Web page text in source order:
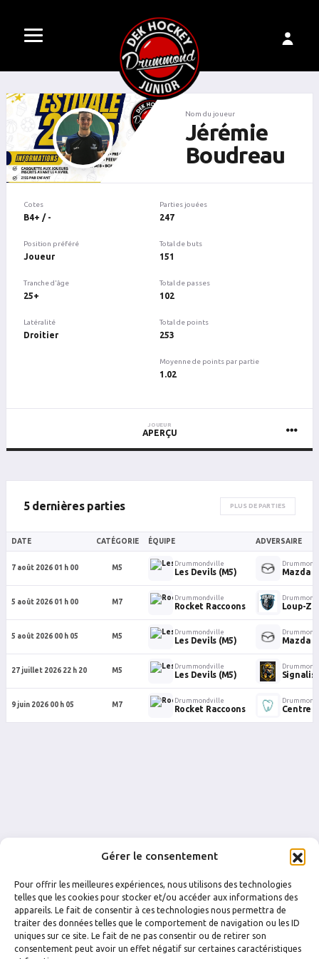
Gérer le consentement
Pour offrir les meilleures expériences, nous utilisons des technologies
telles que les cookies pour stocker et/ou accéder aux informations des
appareils. Le fait de consentir à ces technologies nous permettra de
traiter des données telles que le comportement de navigation ou les ID
uniques sur ce site. Le fait de ne pas consentir ou de retirer son
consentement peut avoir un effet négatif sur certaines caractéristiques
Nom du joueur
Jérémie
Boudreau
Cotes
B4+ / -
Position préféré
Joueur
Tranche d'âge
25+
Latéralité
Droitier
Parties jouées
247
Total de buts
151
Total de passes
102
Total de points
253
Moyenne de points par partie
1.02
JOUEUR
APERÇU
5 dernières parties PLUS DE PARTIES
DATE CATÉGORIE ÉQUIPE ADVERSAIRE
7 août 2026 01 h 00 M5
Drummondville
Les Devils (M5) Mazda
5 août 2026 01 h 00 M7
Drummondville
Rocket Raccoons Loup-
5 août 2026 00 h 05 M5
Drummondville
Les Devils (M5) Mazda
27 juillet 2026 22 h 20 M5
Drummondville
Les Devils (M5)
9 juin 2026 00 h 05 M7
Drummondville
Rocket Raccoons Centre
FACEBOOK INSTAGRAM